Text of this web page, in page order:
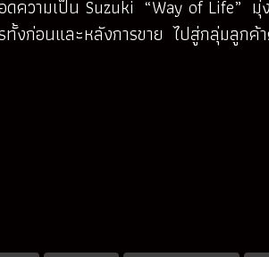
ความเป็น Suzuki “Way of Life”
ก่อนและหลังการขาย ไปสู่กลุ่มลูกค้